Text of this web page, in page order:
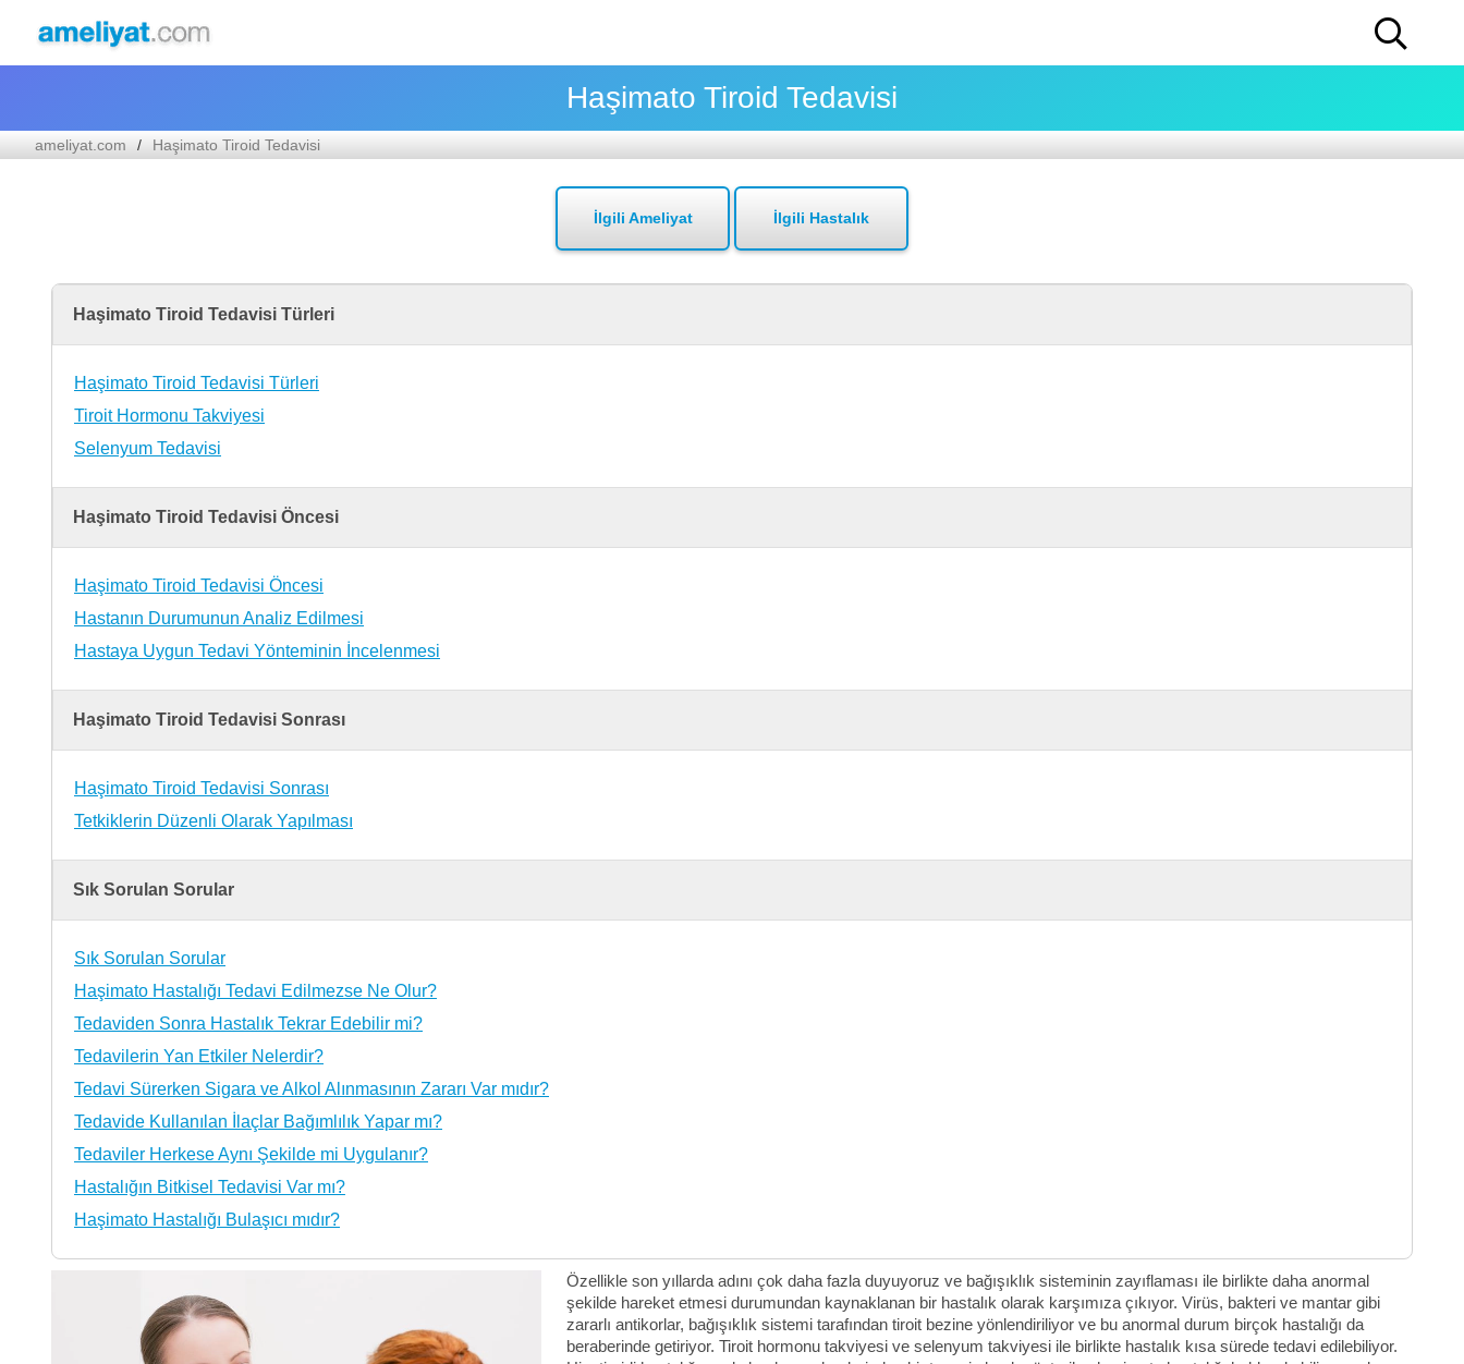
Haşimato Tiroid Tedavisi
ameliyat.com Haşimato Tiroid Tedavisi
İlgili Ameliyat İlgili Hastalık
Haşimato Tiroid Tedavisi Türleri
Haşimato Tiroid Tedavisi Türleri
Tiroit Hormonu Takviyesi
Selenyum Tedavisi
Haşimato Tiroid Tedavisi Öncesi
Haşimato Tiroid Tedavisi Öncesi
Hastanın Durumunun Analiz Edilmesi
Hastaya Uygun Tedavi Yönteminin İncelenmesi
Haşimato Tiroid Tedavisi Sonrası
Haşimato Tiroid Tedavisi Sonrası
Tetkiklerin Düzenli Olarak Yapılması
Sık Sorulan Sorular
Sık Sorulan Sorular
Haşimato Hastalığı Tedavi Edilmezse Ne Olur?
Tedaviden Sonra Hastalık Tekrar Edebilir mi?
Tedavilerin Yan Etkiler Nelerdir?
Tedavi Sürerken Sigara ve Alkol Alınmasının Zararı Var mıdır?
Tedavide Kullanılan İlaçlar Bağımlılık Yapar mı?
Tedaviler Herkese Aynı Şekilde mi Uygulanır?
Hastalığın Bitkisel Tedavisi Var mı?
Haşimato Hastalığı Bulaşıcı mıdır?
Özellikle son yıllarda adını çok daha fazla duyuyoruz ve bağışıklık sisteminin zayıflaması ile birlikte daha anormal
şekilde hareket etmesi durumundan kaynaklanan bir hastalık olarak karşımıza çıkıyor. Virüs, bakteri ve mantar gibi
zararlı antikorlar, bağışıklık sistemi tarafından tiroit bezine yönlendiriliyor ve bu anormal durum birçok hastalığı da
beraberinde getiriyor. Tiroit hormonu takviyesi ve selenyum takviyesi ile birlikte hastalık kısa sürede tedavi edilebiliyor.